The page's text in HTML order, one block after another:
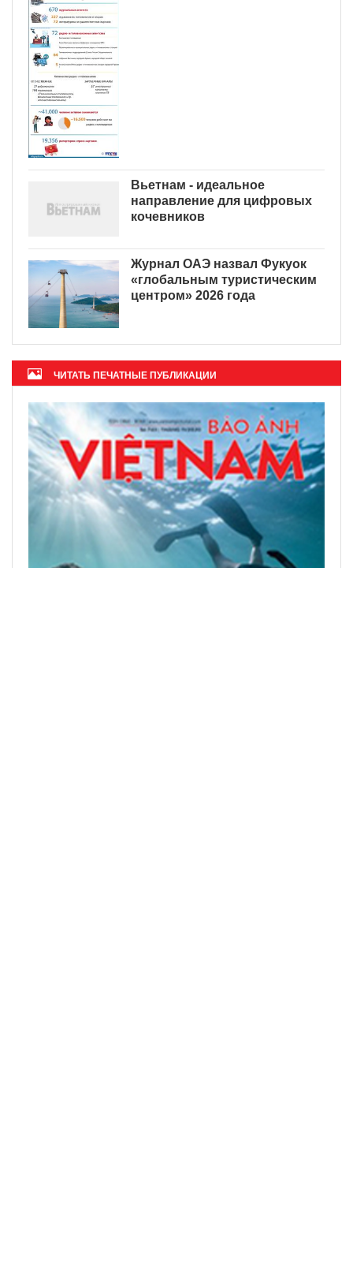
Вьетнам - идеальное
направление для цифровых
кочевников
Журнал ОАЭ назвал Фукуок
«глобальным туристическим
центром» 2026 года
ЧИТАТЬ ПЕЧАТНЫЕ ПУБЛИКАЦИИ